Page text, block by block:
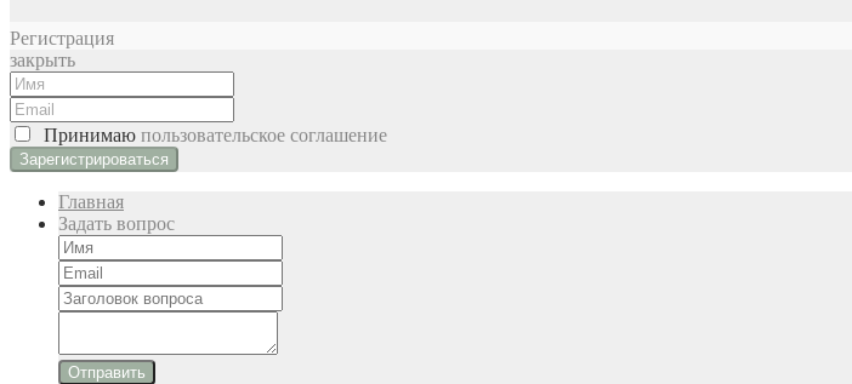
Регистрация
закрыть
Принимаю пользовательское соглашение
Главная
Задать вопрос
Отправить